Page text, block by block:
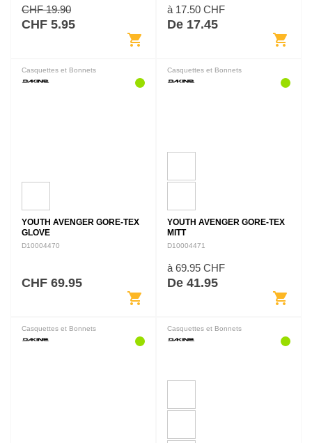
confortable, pour garder tes
petits bien au chaud et
heureux…
CHF 19.90
CHF 5.95
shopping_cart
que le tricot à côtes épaisses et
la…
à 17.50 CHF
De 17.45
shopping_cart
Casquettes et Bonnets
YOUTH AVENGER GORE-TEX
GLOVE
D10004470
CHF 69.95
shopping_cart
Casquettes et Bonnets
YOUTH AVENGER GORE-TEX
MITT
D10004471
à 69.95 CHF
De 41.95
shopping_cart
Casquettes et Bonnets Casquettes et Bonnets